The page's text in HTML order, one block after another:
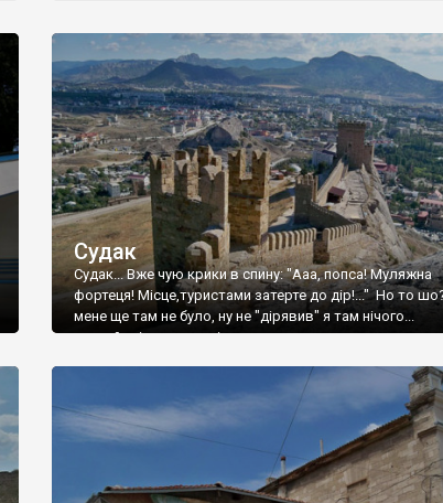
Судак
Судак... Вже чую крики в спину: "Ааа, попса! Муляжна
фортеця! Місце,туристами затерте до дір!..." Но то
мене ще там не було, ну не "дірявив" я там нічого...
принаймні до цього літа.